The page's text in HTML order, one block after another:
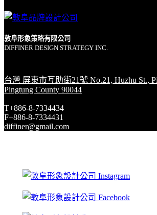
敦阜形象策略有限公司
DIFFINER DESIGN STRATEGY INC.
台灣 屏東市互助街21號 No.21, Huzhu St.,
Pingtung County 90044
T+886-8-7334434
F+886-8-7334431
diffiner@gmail.com